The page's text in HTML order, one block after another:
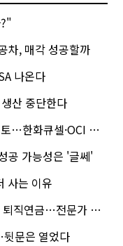
차, 매각 성공할까
나온다
산 중단한다
큐셀·OCI 영향은?
공 가능성은 '글쎄'
사는 이유
금…전문가 조언은
문은 열었다